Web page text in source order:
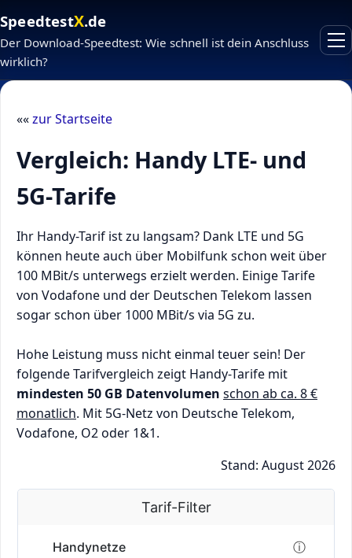
SpeedtestX.de
Der Download-Speedtest: Wie schnell ist dein Anschluss
wirklich?
««zur Startseite
Vergleich: Handy LTE- und
5G-Tarife
Ihr Handy-Tarif ist zu langsam? Dank LTE und 5G
können heute auch über Mobilfunk schon weit über
100 MBit/s unterwegs erzielt werden. Einige Tarife
von Vodafone und der Deutschen Telekom lassen
sogar schon über 1000 MBit/s via 5G zu.
Hohe Leistung muss nicht einmal teuer sein! Der
folgende Tarifvergleich zeigt Handy-Tarife mit
mindesten 50 GB Datenvolumen schon ab ca. 8 €
monatlich. Mit 5G-Netz von Deutsche Telekom,
Vodafone, O2 oder 1&1.
Stand
Stand: August 2026